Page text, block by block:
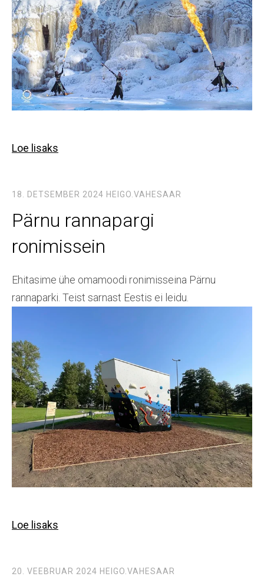
Loe lisaks
18. DETSEMBER 2024 HEIGO.VAHESAAR
Pärnu rannapargi
ronimissein
Ehitasime ühe omamoodi ronimisseina Pärnu
rannaparki. Teist sarnast Eestis ei leidu.
Loe lisaks
20. VEEBRUAR 2024 HEIGO.VAHESAAR